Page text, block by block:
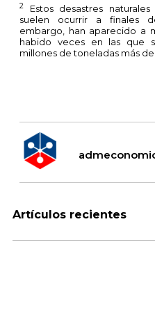
2
Estos desastres
suelen ocurrir a finales
embargo, han aparecido a
habido veces en las que
millones de toneladas más de
Artículos recientes